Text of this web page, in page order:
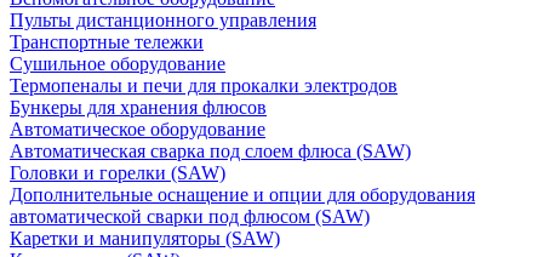
Пульты дистанционного управления
Транспортные тележки
Сушильное оборудование
Термопеналы и печи для прокалки электродов
Бункеры для хранения флюсов
Автоматическое оборудование
Автоматическая сварка под слоем флюса (SAW)
Головки и горелки (SAW)
Дополнительные оснащение и опции для оборудования
автоматической сварки под флюсом (SAW)
Каретки и манипуляторы (SAW)